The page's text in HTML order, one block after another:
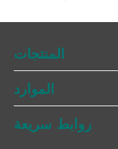
المنتجات
الموارد
روابط سريعة